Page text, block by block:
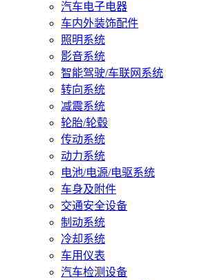
汽车电子电器
车内外装饰配件
照明系统
影音系统
智能驾驶/车联网系统
转向系统
减震系统
轮胎/轮毂
传动系统
动力系统
电池/电源/电驱系统
车身及附件
交通安全设备
制动系统
冷却系统
车用仪表
汽车检测设备